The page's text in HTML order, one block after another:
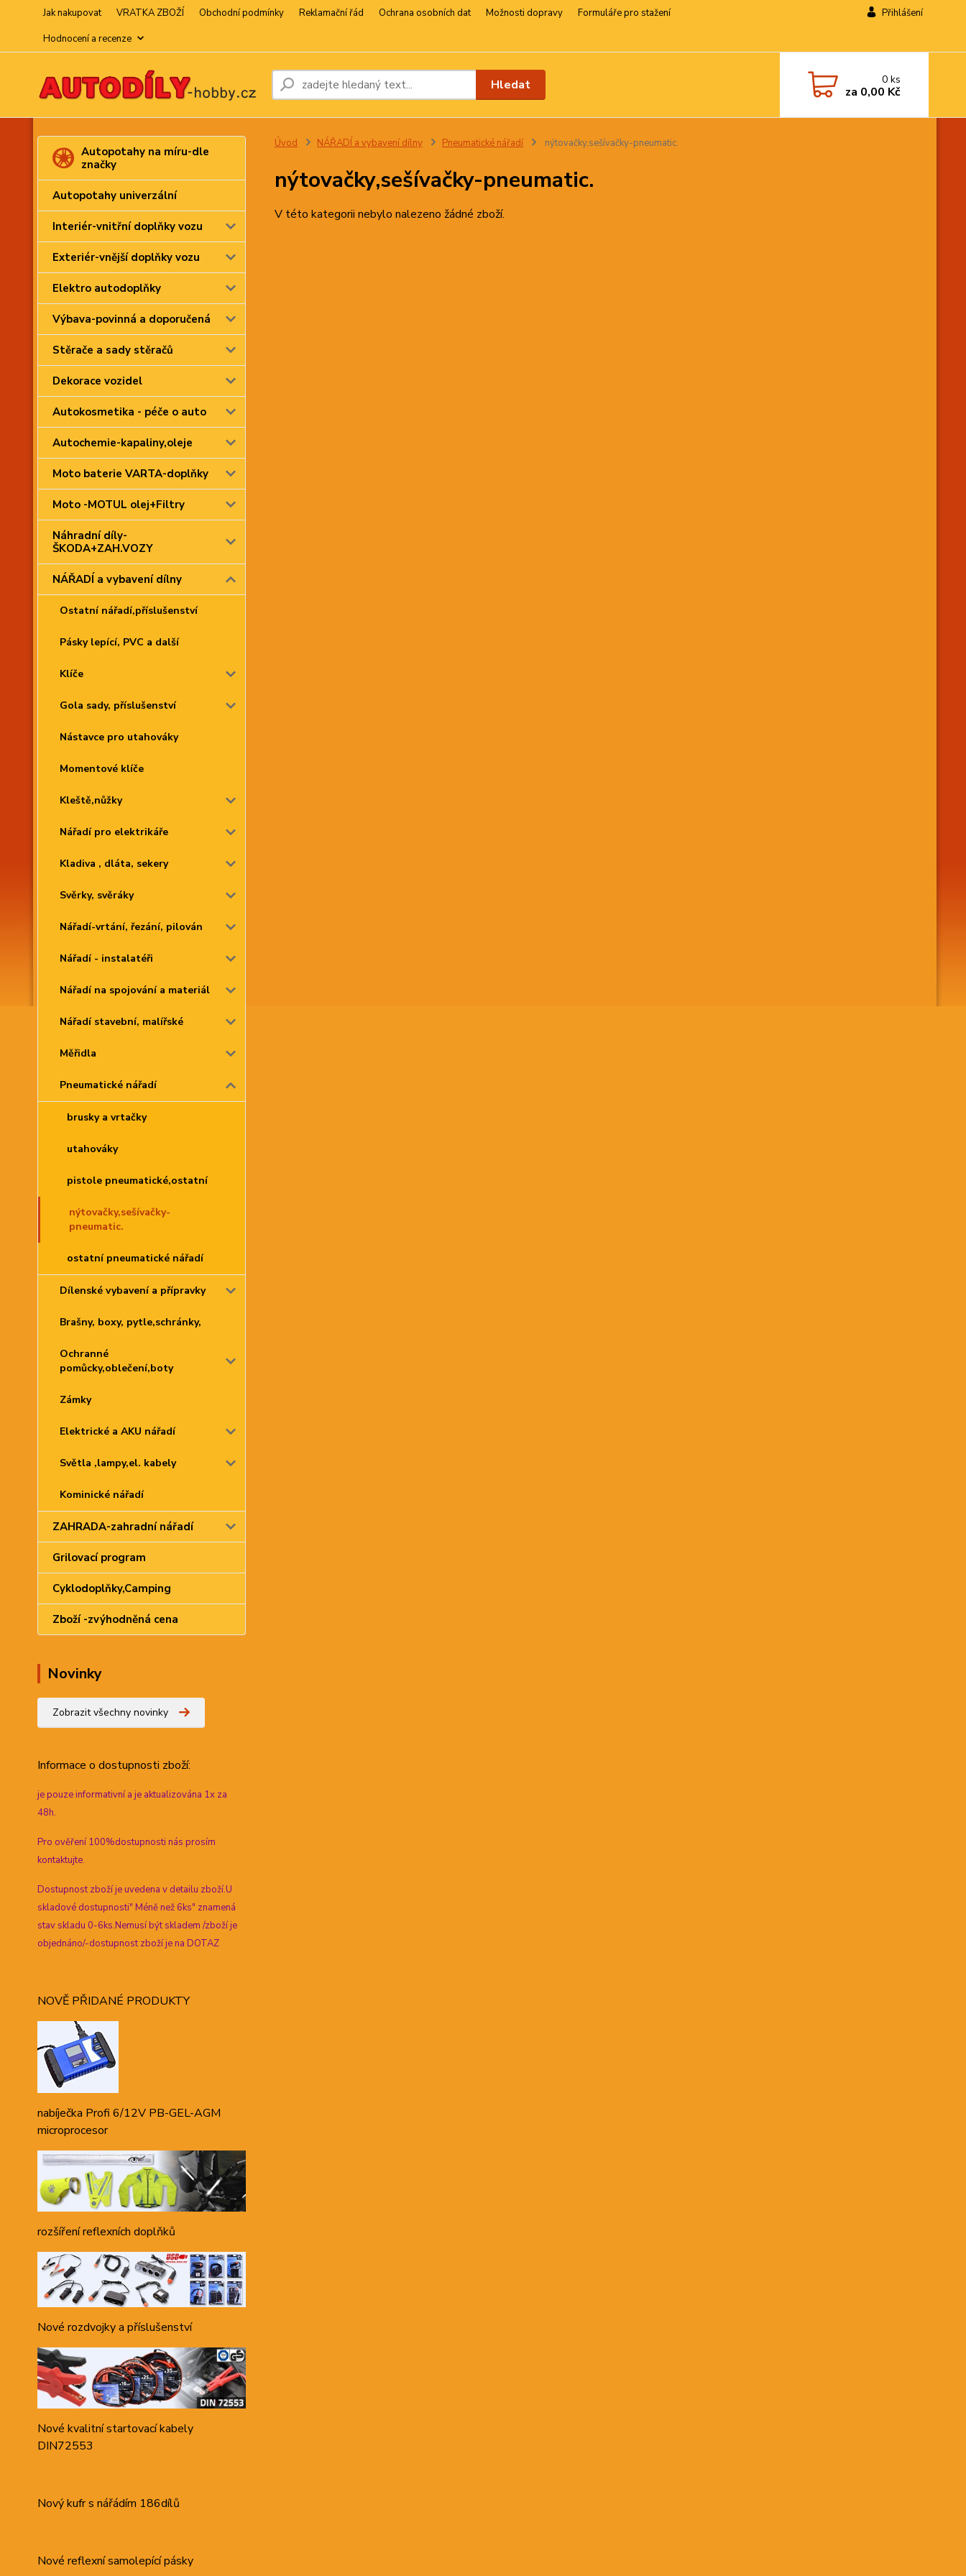
Jak nakupovat VRATKA ZBOŽÍ Obchodní podmínky Reklamační řád Ochrana osobních dat Možnosti dopravy
Formuláře pro stažení
Hodnocení a recenze
Přihlášení
Hledat 0ks
za 0,00 Kč
Autopotahy na míru-dle
značky
Autopotahy univerzální
Interiér-vnitřní doplňky vozu
Exteriér-vnější doplňky vozu
Elektro autodoplňky
Výbava-povinná a doporučená
Stěrače a sady stěračů
Dekorace vozidel
Autokosmetika - péče o auto
Autochemie-kapaliny,oleje
Moto baterie VARTA-doplňky
Moto -MOTUL olej+Filtry
Náhradní díly-
ŠKODA+ZAH.VOZY
NÁŘADÍ a vybavení dílny
Ostatní nářadí,příslušenství
Pásky lepící, PVC a další
Klíče
Gola sady, příslušenství
Nástavce pro utahováky
Momentové klíče
Kleště,nůžky
Nářadí pro elektrikáře
Kladiva , dláta, sekery
Svěrky, svěráky
Nářadí-vrtání, řezání, pilován
Nářadí - instalatéři
Nářadí na spojování a materiál
Nářadí stavební, malířské
Měřidla
Pneumatické nářadí
brusky a vrtačky
utahováky
pistole pneumatické,ostatní
nýtovačky,sešívačky-
pneumatic.
ostatní pneumatické nářadí
Dílenské vybavení a přípravky
Brašny, boxy, pytle,schránky,
Ochranné
pomůcky,oblečení,boty
Zámky
Elektrické a AKU nářadí
Světla ,lampy,el. kabely
Kominické nářadí
ZAHRADA-zahradní nářadí
Grilovací program
Cyklodoplňky,Camping
Zboží -zvýhodněná cena
Novinky
Zobrazit všechny novinky
Informace o dostupnosti zboží:
je pouze informativní a je aktualizována 1x za
48h.
Pro ověření 100%dostupnosti nás prosím
kontaktujte.
Dostupnost zboží je uvedena v detailu zboží.U
skladové dostupnosti" Méně než 6ks" znamená
stav skladu 0-6ks.Nemusí být skladem /zboží je
objednáno/-dostupnost zboží je na DOTAZ
NOVĚ PŘIDANÉ PRODUKTY
nabíječka Profi 6/12V PB-GEL-AGM
microprocesor
rozšíření reflexních doplňků
Nové rozdvojky a příslušenství
Nové kvalitní startovací kabely
DIN72553
Nový kufr s nářádím 186dílů
Nové reflexní samolepící pásky
Úvod NÁŘADÍ a vybavení dílny Pneumatické nářadí nýtovačky,sešívačky-pneumatic.
nýtovačky,sešívačky-pneumatic.
V této kategorii nebylo nalezeno žádné zboží.